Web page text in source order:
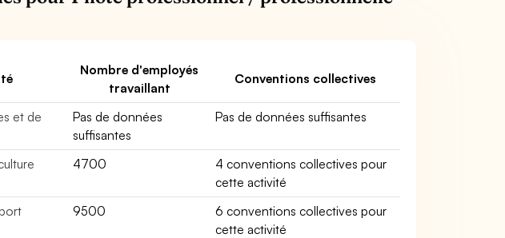
Nombre d'employés
travaillant
Conventions collectives
et de
Pas de données
suffisantes
Pas de données suffisantes
4700
4 conventions collectives pour
cette activité
9500
6 conventions collectives pour
cette activité